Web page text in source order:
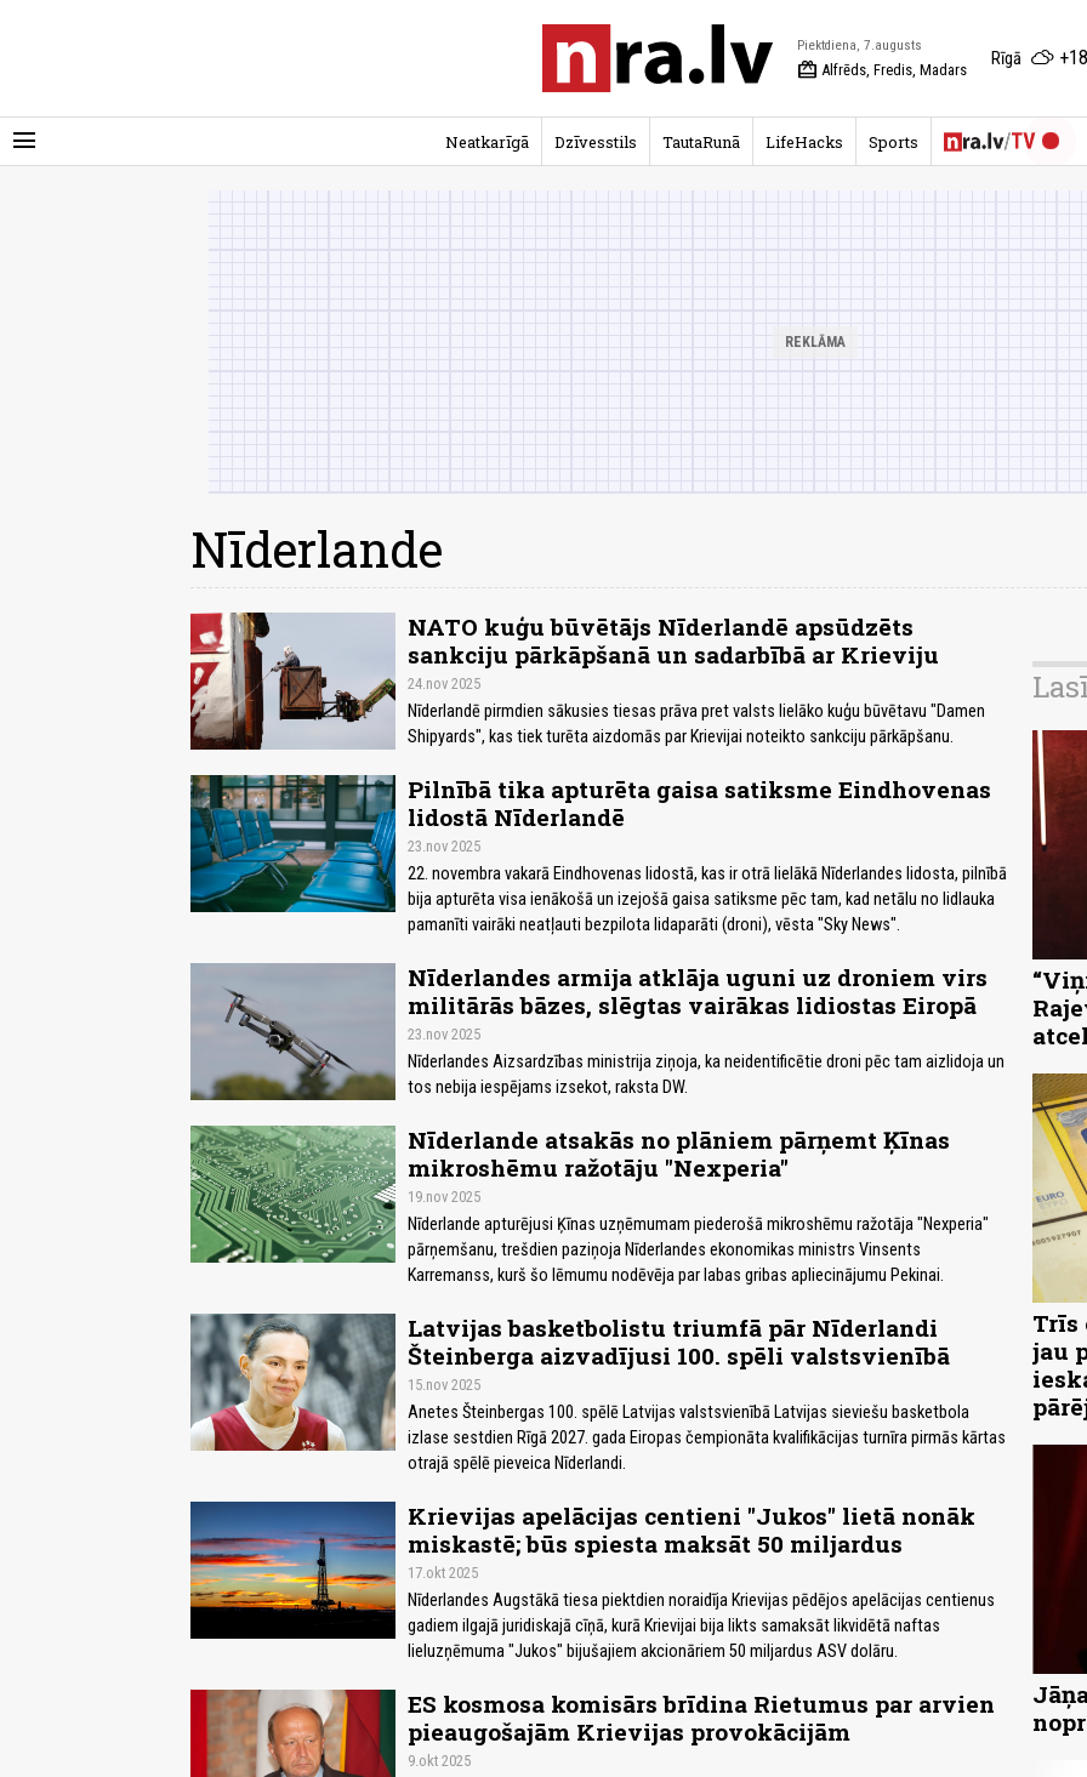
menu
Piektdiena, 7.augusts
redeem Alfrēds, Fredis, Madars
Rīgā
Neatkarīgā Dzīvesstils TautaRunā LifeHacks Sports
Nīderlande
NATO kuģu būvētājs Nīderlandē apsūdzēts
sankciju pārkāpšanā un sadarbībā ar Krieviju
24.nov 2025
Nīderlandē pirmdien sākusies tiesas prāva pret valsts lielāko kuģu būvētavu "Damen
Shipyards", kas tiek turēta aizdomās par Krievijai noteikto sankciju pārkāpšanu.
Pilnībā tika apturēta gaisa satiksme Eindhovenas
lidostā Nīderlandē
23.nov 2025
22. novembra vakarā Eindhovenas lidostā, kas ir otrā lielākā Nīderlandes lidosta, pilnībā
bija apturēta visa ienākošā un izejošā gaisa satiksme pēc tam, kad netālu no lidlauka
pamanīti vairāki neatļauti bezpilota lidaparāti (droni), vēsta "Sky News".
Nīderlandes armija atklāja uguni uz droniem virs
militārās bāzes, slēgtas vairākas lidiostas Eiropā
23.nov 2025
Nīderlandes Aizsardzības ministrija ziņoja, ka neidentificētie droni pēc tam aizlidoja un
tos nebija iespējams izsekot, raksta DW.
Nīderlande atsakās no plāniem pārņemt Ķīnas
mikroshēmu ražotāju "Nexperia"
19.nov 2025
Nīderlande apturējusi Ķīnas uzņēmumam piederošā mikroshēmu ražotāja "Nexperia"
pārņemšanu, trešdien paziņoja Nīderlandes ekonomikas ministrs Vinsents
Karremanss, kurš šo lēmumu nodēvēja par labas gribas apliecinājumu Pekinai.
Latvijas basketbolistu triumfā pār Nīderlandi
Šteinberga aizvadījusi 100. spēli valstsvienībā
15.nov 2025
Anetes Šteinbergas 100. spēlē Latvijas valstsvienībā Latvijas sieviešu basketbola
izlase sestdien Rīgā 2027. gada Eiropas čempionāta kvalifikācijas turnīra pirmās kārtas
otrajā spēlē pieveica Nīderlandi.
Krievijas apelācijas centieni "Jukos" lietā nonāk
miskastē; būs spiesta maksāt 50 miljardus
17.okt 2025
Nīderlandes Augstākā tiesa piektdien noraidīja Krievijas pēdējos apelācijas centienus
gadiem ilgajā juridiskajā cīņā, kurā Krievijai bija likts samaksāt likvidētā naftas
lieluzņēmuma "Jukos" bijušajiem akcionāriem 50 miljardus ASV dolāru.
ES kosmosa komisārs brīdina Rietumus par arvien
pieaugošajām Krievijas provokācijām
9.okt 2025
Trīs
jau